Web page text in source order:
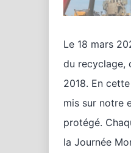
Le 18 mars
du recyclage,
2018. En
mis sur notre
protégé.
la Journée